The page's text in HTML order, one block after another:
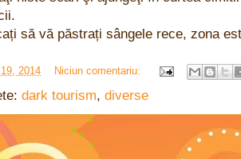
să vă păstrați sângele rece, zona
2014 Niciun comentariu:
dark tourism, diverse